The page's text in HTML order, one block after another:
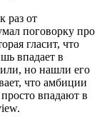
раз от
поговорку про
гласит, что
впадает в
но нашли его
что амбиции
впадают в